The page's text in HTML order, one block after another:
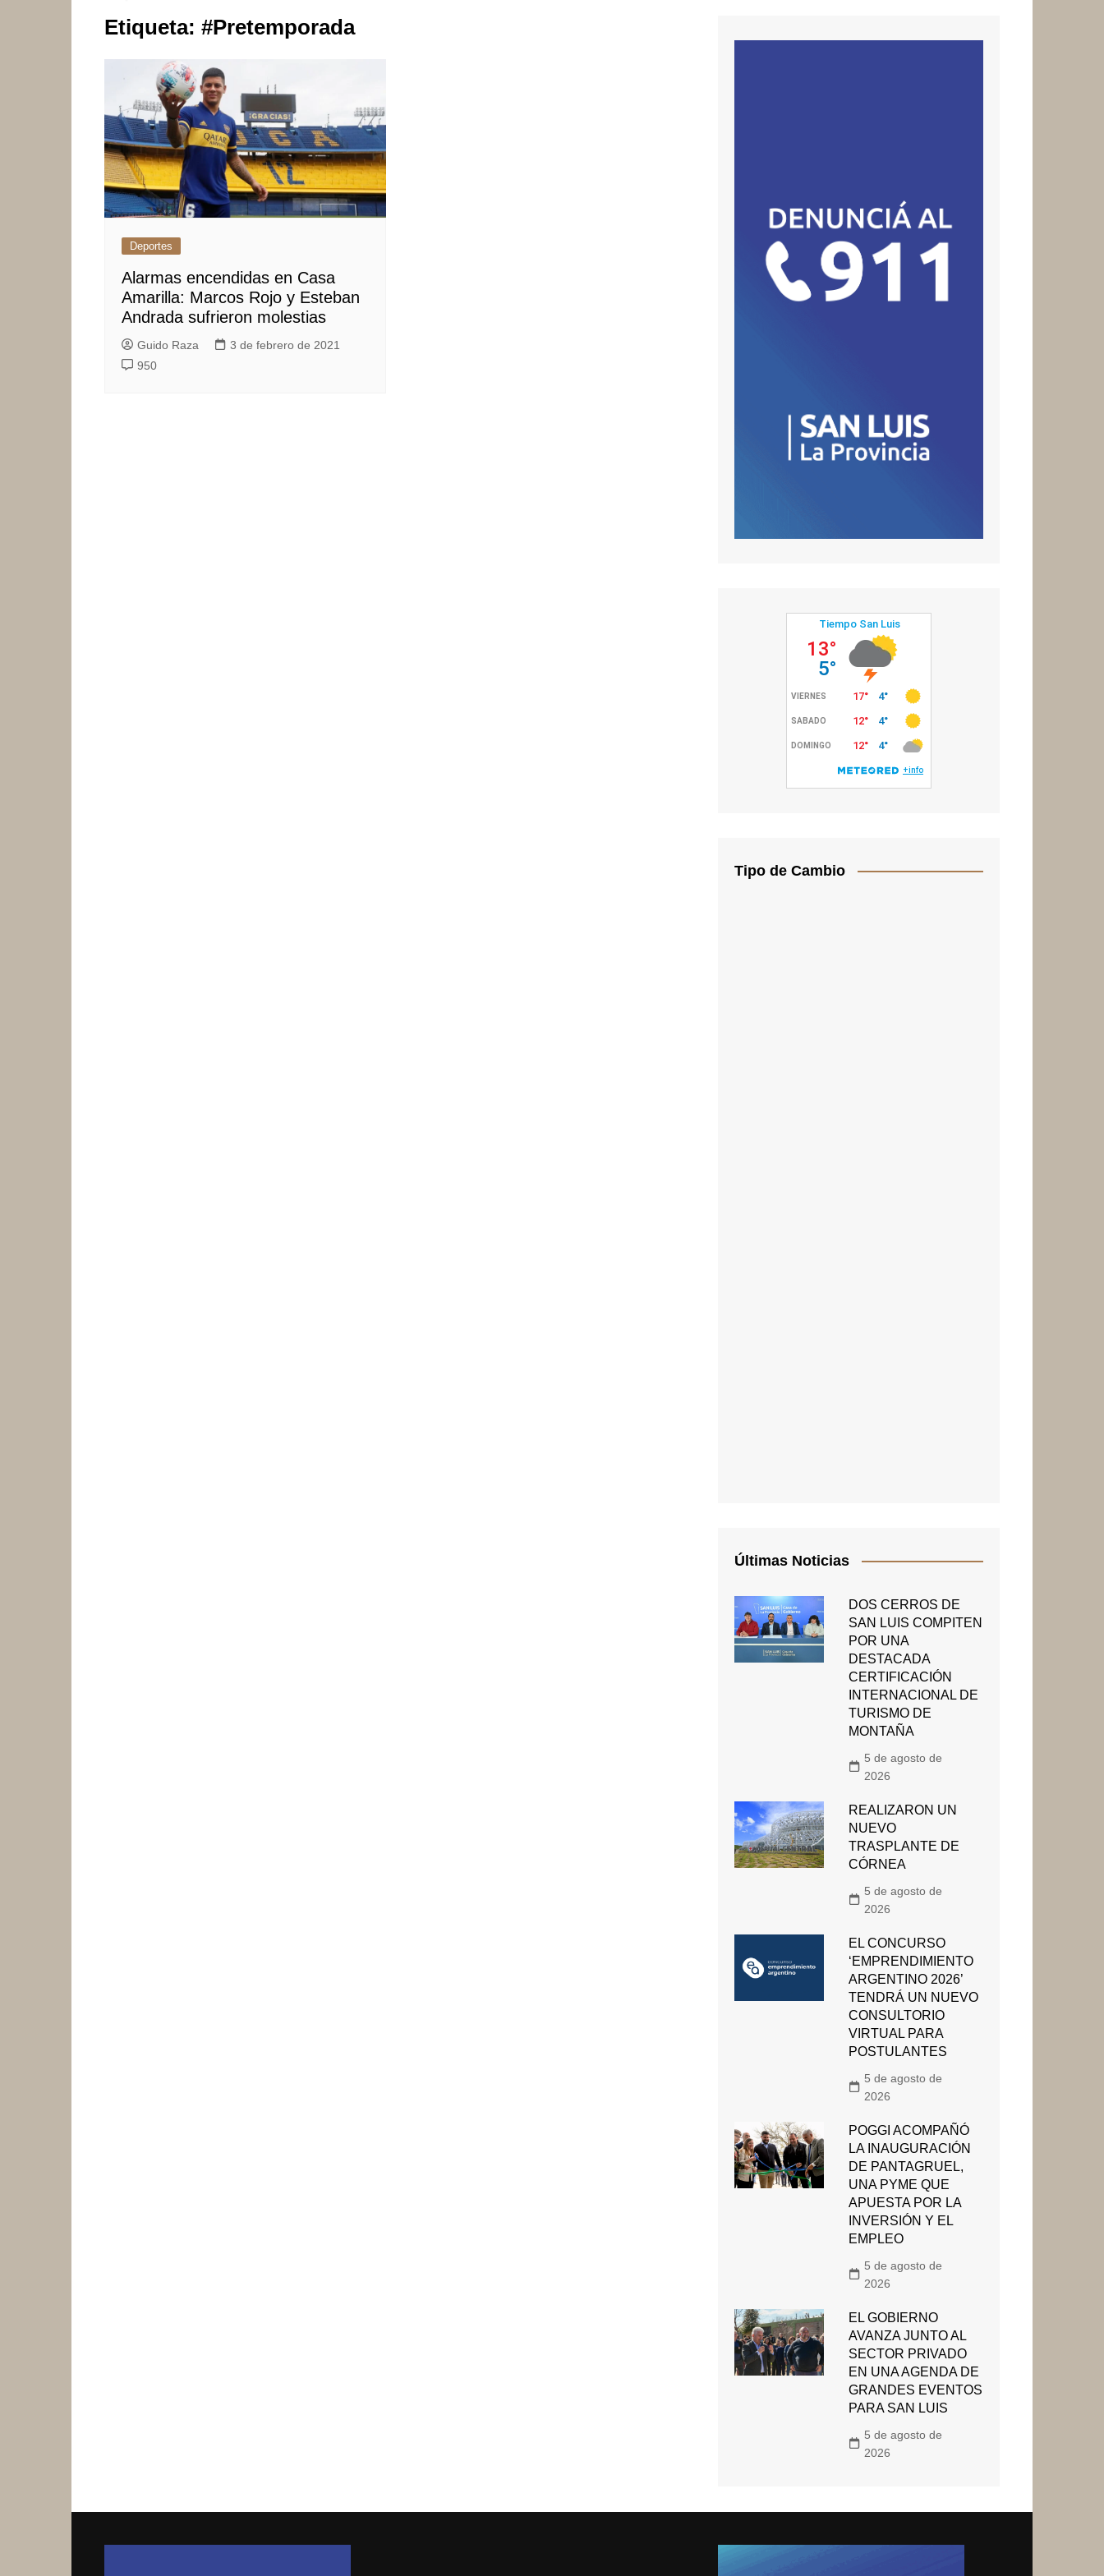
Etiqueta: #Pretemporada
Deportes
Alarmas encendidas en Casa
Amarilla: Marcos Rojo y Esteban
Andrada sufrieron molestias
Guido Raza
3 de febrero de 2021
950
Tipo de Cambio
Últimas Noticias
DOS CERROS DE
SAN LUIS COMPITEN
POR UNA
DESTACADA
CERTIFICACIÓN
INTERNACIONAL DE
TURISMO DE
MONTAÑA
5 de agosto de
2026
REALIZARON UN
NUEVO
TRASPLANTE DE
CÓRNEA
5 de agosto de
2026
EL CONCURSO
‘EMPRENDIMIENTO
ARGENTINO 2026’
TENDRÁ UN NUEVO
CONSULTORIO
VIRTUAL PARA
POSTULANTES
5 de agosto de
2026
POGGI ACOMPAÑÓ
LA INAUGURACIÓN
DE PANTAGRUEL,
UNA PYME QUE
APUESTA POR LA
INVERSIÓN Y EL
EMPLEO
5 de agosto de
2026
EL GOBIERNO
AVANZA JUNTO AL
SECTOR PRIVADO
EN UNA AGENDA DE
GRANDES EVENTOS
PARA SAN LUIS
5 de agosto de
2026